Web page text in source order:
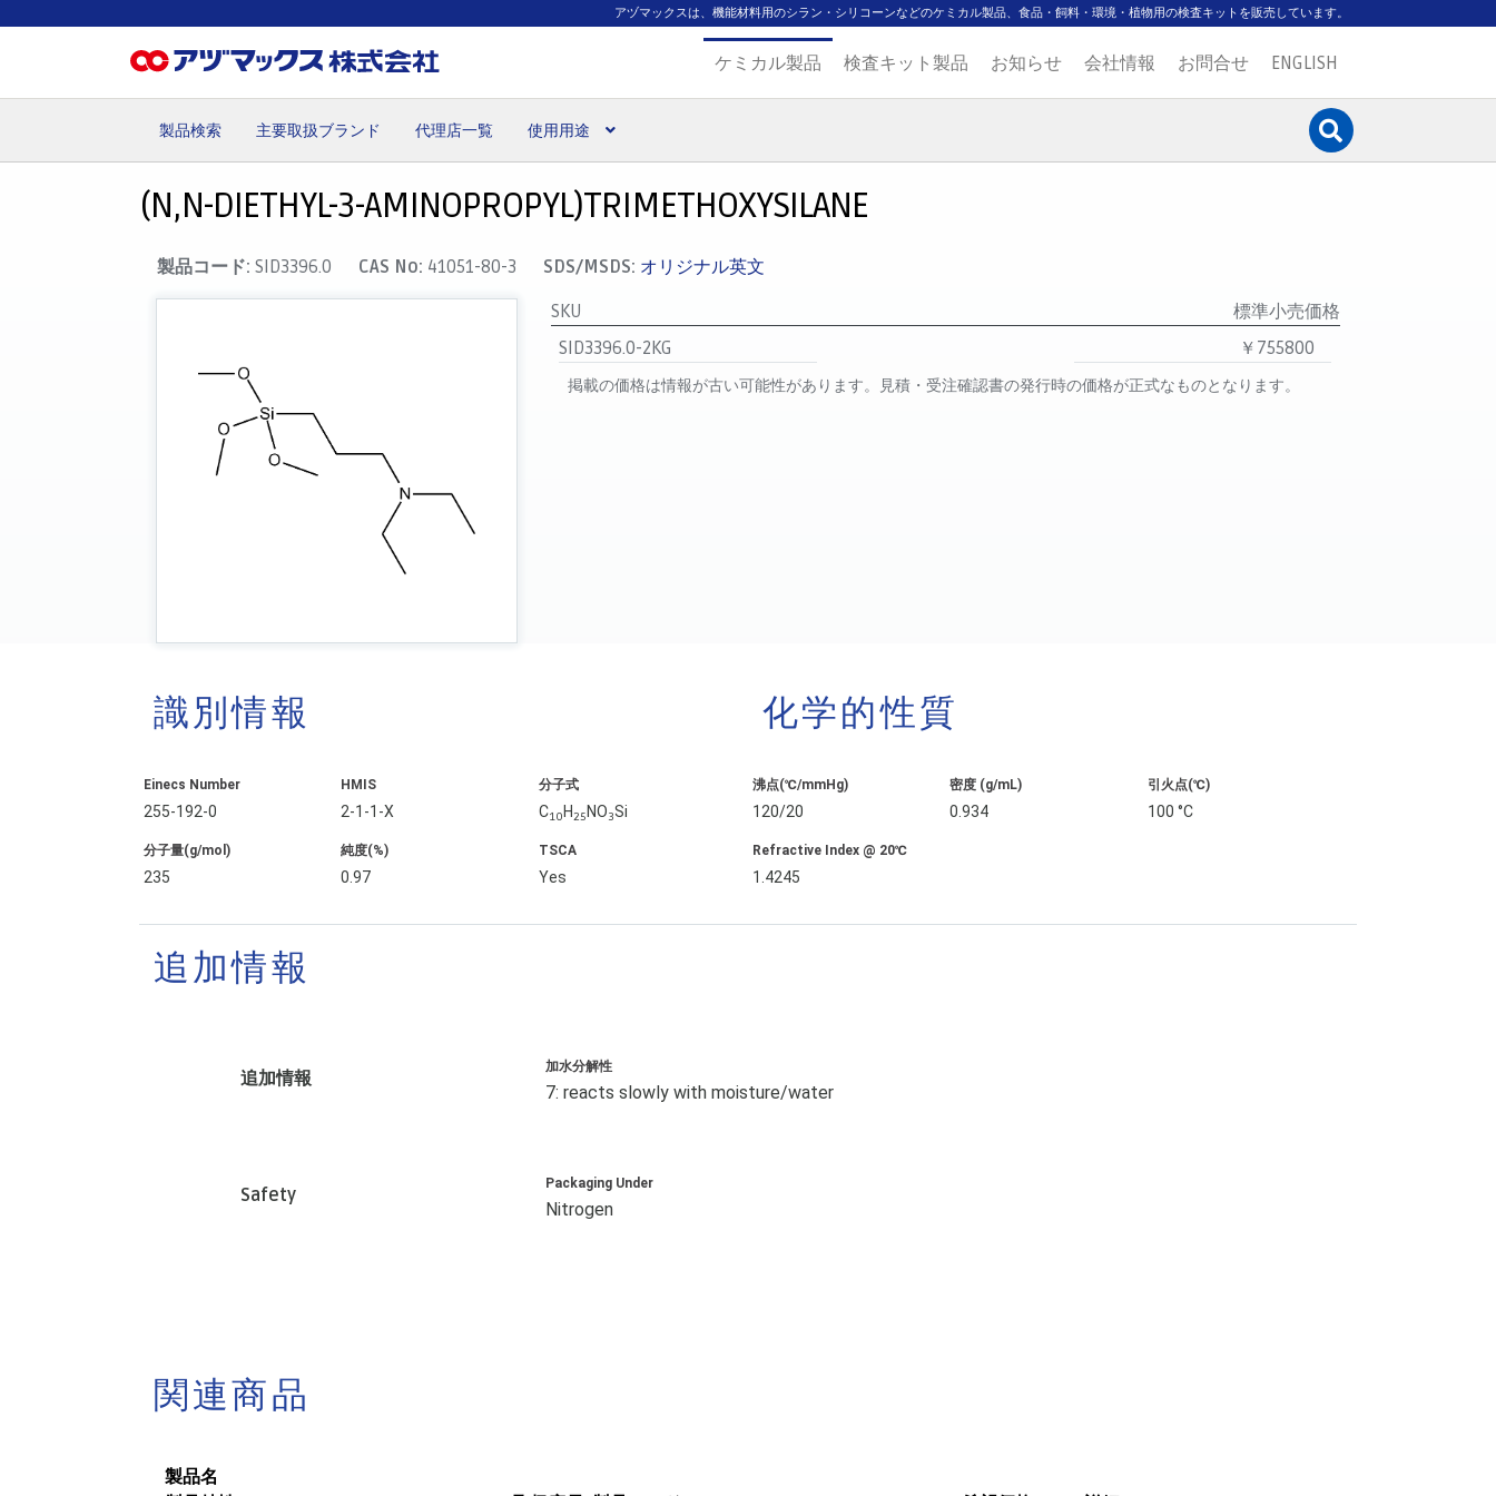
アヅマックスは、機能材料用のシラン・シリコーンなどのケミカル製品、食品・飼料・環境・植物用の検査キットを販売しています。
ケミカル製品 検査キット製品 お知らせ 会社情報 お問合せ ENGLISH
製品検索 主要取扱ブランド 代理店一覧 使用用途
(N,N-DIETHYL-3-AMINOPROPYL)TRIMETHOXYSILANE
製品コード:SID3396.0 CAS No: 41051-80-3 SDS/MSDS: オリジナル英文
SKU
標準小売価格
SID3396.0-2KG
￥755800
掲載の価格は情報が古い可能性があります。見積・受注確認書の発行時の価格が正式なものとなります。
識別情報
Einecs Number
255-192-0
HMIS
2-1-1-X
分子式
C10 H25 NO3Si
分子量(g/mol)
235
純度(%)
0.97
TSCA
Yes
化学的性質
沸点(℃/mmHg)
120/20
密度 (g/mL)
0.934
引火点(℃)
100 °C
Refractive Index @ 20℃
1.4245
追加情報
追加情報
加水分解性
7: reacts slowly with moisture/water
Safety
Packaging Under
Nitrogen
関連商品
製品名